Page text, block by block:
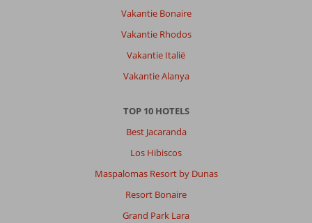
Vakantie Bonaire
Vakantie Rhodos
Vakantie Italië
Vakantie Alanya
TOP 10 HOTELS
Best Jacaranda
Los Hibiscos
Maspalomas Resort by Dunas
Resort Bonaire
Grand Park Lara